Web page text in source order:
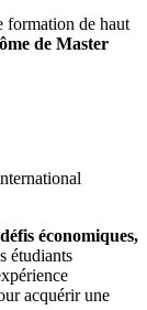
formation de haut
de Master
économiques,
étudiants
acquérir une